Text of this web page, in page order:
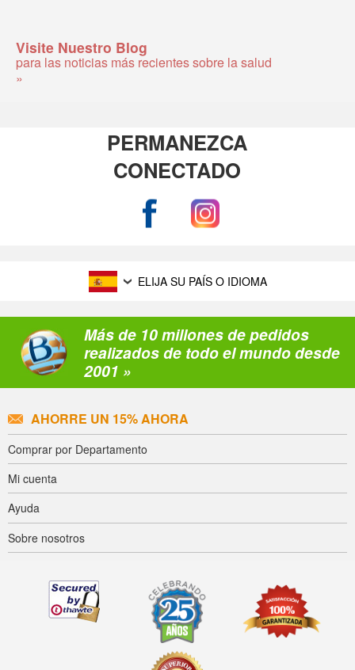
Visite Nuestro Blog
para las noticias más recientes sobre la salud
»
PERMANEZCA
CONECTADO
ELIJA SU PAÍS O IDIOMA
Más de 10 millones de pedidos
realizados de todo el mundo desde
2001 »
AHORRE UN 15% AHORA
Comprar por Departamento
Mi cuenta
Ayuda
Sobre nosotros